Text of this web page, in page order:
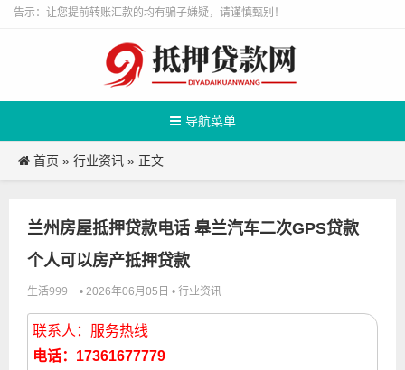
告示：让您提前转账汇款的均有骗子嫌疑，请谨慎甄别！
导航菜单
首页 » 行业资讯 » 正文
兰州房屋抵押贷款电话 皋兰汽车二次GPS贷款
个人可以房产抵押贷款
生活999 • 2026年06月05日 • 行业资讯
联系人：服务热线
电话：17361677779